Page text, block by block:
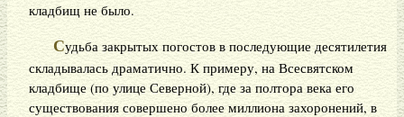
кладбищ не было.
Судьба закрытых погостов в последующие десятилетия
складывалась драматично. К примеру, на Всесвятском
кладбище (по улице Северной), где за полтора века его
существования совершено более миллиона захоронений, в